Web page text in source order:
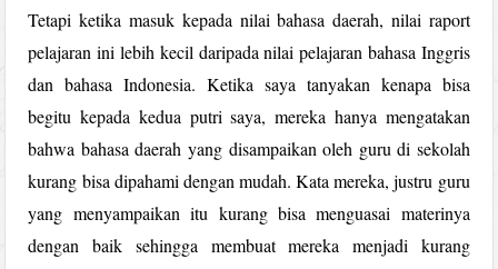
Tetapi ketika masuk kepada nilai bahasa daerah, nilai raport
pelajaran ini lebih kecil daripada nilai pelajaran bahasa Inggris
dan bahasa Indonesia. Ketika saya tanyakan kenapa bisa
begitu kepada kedua putri saya, mereka hanya mengatakan
bahwa bahasa daerah yang disampaikan oleh guru di sekolah
kurang bisa dipahami dengan mudah. Kata mereka, justru guru
yang menyampaikan itu kurang bisa menguasai materinya
dengan baik sehingga membuat mereka menjadi kurang